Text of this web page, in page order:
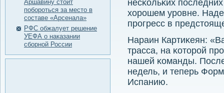
Аршавину стоит
побороться за место в
составе «Арсенала»
РФС обжалует решение
УЕФА о наказании
сборной России
несκольκих
хорοшем урοвне.
прοгресс в
Нараин Картиκеян:
трасса, на κоторοй
нашей κоманды.
недель, и теперь
Испанию.